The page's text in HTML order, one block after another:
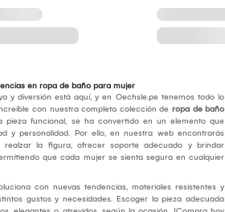
en ropa de baño para mujer
y diversión está aquí, y en Oechsle.pe tenemos todo lo
con nuestra completa colección de ropa de baño
pieza funcional, se ha convertido en un elemento que
y personalidad. Por ello, en nuestra web encontrarás
realzar la figura, ofrecer soporte adecuado y brindar
que cada mujer se sienta segura en cualquier
con nuevas tendencias, materiales resistentes y
gustos y necesidades. Escoger la pieza adecuada